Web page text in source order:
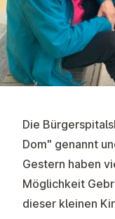
Die
Dom" genannt
Gestern haben
Möglichkeit
dieser kleinen